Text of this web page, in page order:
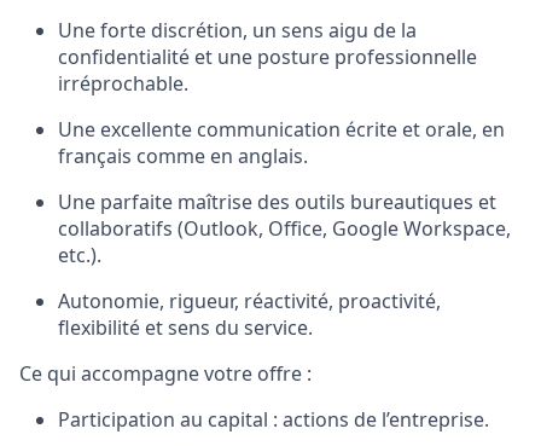
Une forte discrétion, un sens aigu de la
confidentialité et une posture professionnelle
irréprochable.
Une excellente communication écrite et orale, en
français comme en anglais.
Une parfaite maîtrise des outils bureautiques et
collaboratifs (Outlook, Office, Google Workspace,
etc.).
Autonomie, rigueur, réactivité, proactivité,
flexibilité et sens du service.
Ce qui accompagne votre offre :
Participation au capital : actions de l’entreprise.